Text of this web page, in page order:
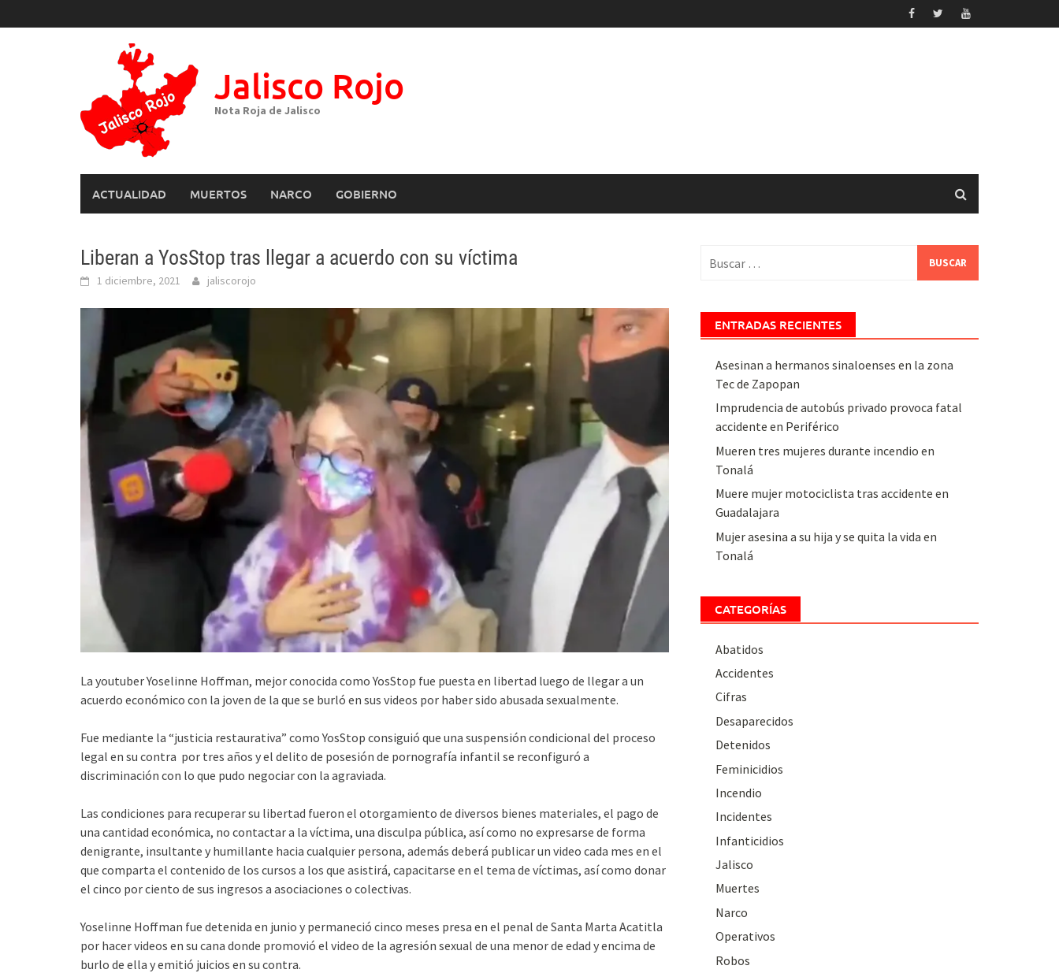
to
Jalisco Rojo
Nota Roja de Jalisco
ACTUALIDAD MUERTOS NARCO GOBIERNO
Liberan a YosStop tras llegar a acuerdo con su víctima
1 diciembre, 2021 jaliscorojo
La youtuber Yoselinne Hoffman, mejor conocida como YosStop fue puesta en libertad luego de llegar a un
acuerdo económico con la joven de la que se burló en sus videos por haber sido abusada sexualmente.
Fue mediante la “justicia restaurativa” como YosStop consiguió que una suspensión condicional del proceso
legal en su contra por tres años y el delito de posesión de pornografía infantil se reconfiguró a
discriminación con lo que pudo negociar con la agraviada.
Las condiciones para recuperar su libertad fueron el otorgamiento de diversos bienes materiales, el pago de
una cantidad económica, no contactar a la víctima, una disculpa pública, así como no expresarse de forma
denigrante, insultante y humillante hacia cualquier persona, además deberá publicar un video cada mes en el
que comparta el contenido de los cursos a los que asistirá, capacitarse en el tema de víctimas, así como donar
el cinco por ciento de sus ingresos a asociaciones o colectivas.
Yoselinne Hoffman fue detenida en junio y permaneció cinco meses presa en el penal de Santa Marta Acatitla
por hacer videos en su cana donde promovió el video de la agresión sexual de una menor de edad y encima de
burlo de ella y emitió juicios en su contra.
ENTRADAS RECIENTES
Asesinan a hermanos sinaloenses en la zona
Tec de Zapopan
Imprudencia de autobús privado provoca fatal
accidente en Periférico
Mueren tres mujeres durante incendio en
Tonalá
Muere mujer motociclista tras accidente en
Guadalajara
Mujer asesina a su hija y se quita la vida en
Tonalá
CATEGORÍAS
Abatidos
Accidentes
Cifras
Desaparecidos
Detenidos
Feminicidios
Incendio
Incidentes
Infanticidios
Jalisco
Muertes
Narco
Operativos
Robos